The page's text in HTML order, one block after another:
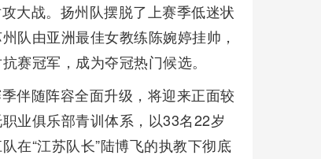
大战。扬州队摆脱了上赛季低迷状
队由亚洲最佳女教练陈婉婷挂帅，
赛冠军，成为夺冠热门候选。
伴随阵容全面升级，将迎来正面较
业俱乐部青训体系，以33名22岁
在“江苏队长”陆博飞的执教下彻底